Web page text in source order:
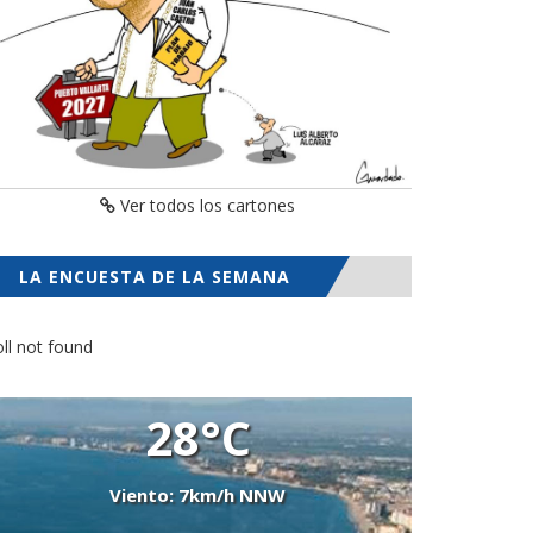
Ver todos los cartones
LA ENCUESTA DE LA SEMANA
not found
28°C
Viento: 7km/h NNW